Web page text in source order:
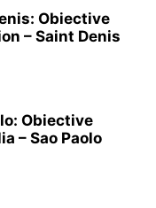
Obiective
– Saint Denis
Obiective
– Sao Paolo